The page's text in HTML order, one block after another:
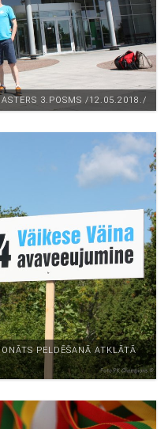
3.POSMS /12.05.2018./
PELDĒŠANĀ ATKLĀTĀ